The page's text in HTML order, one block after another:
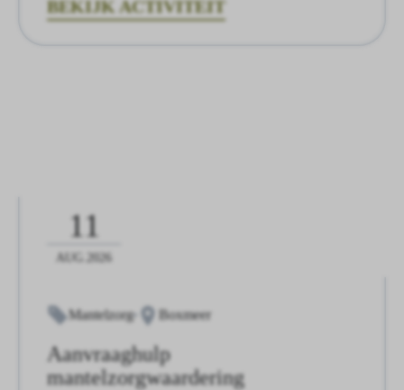
BEKIJK ACTIVITEIT
11
AUG.2026
Mantelzorg Boxmeer
Aanvraaghulp
mantelzorgwaardering